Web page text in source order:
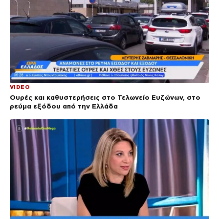
VIDEO
Ουρές και καθυστερήσεις στο Τελωνείο Ευζώνων, στο
ρεύμα εξόδου από την Ελλάδα